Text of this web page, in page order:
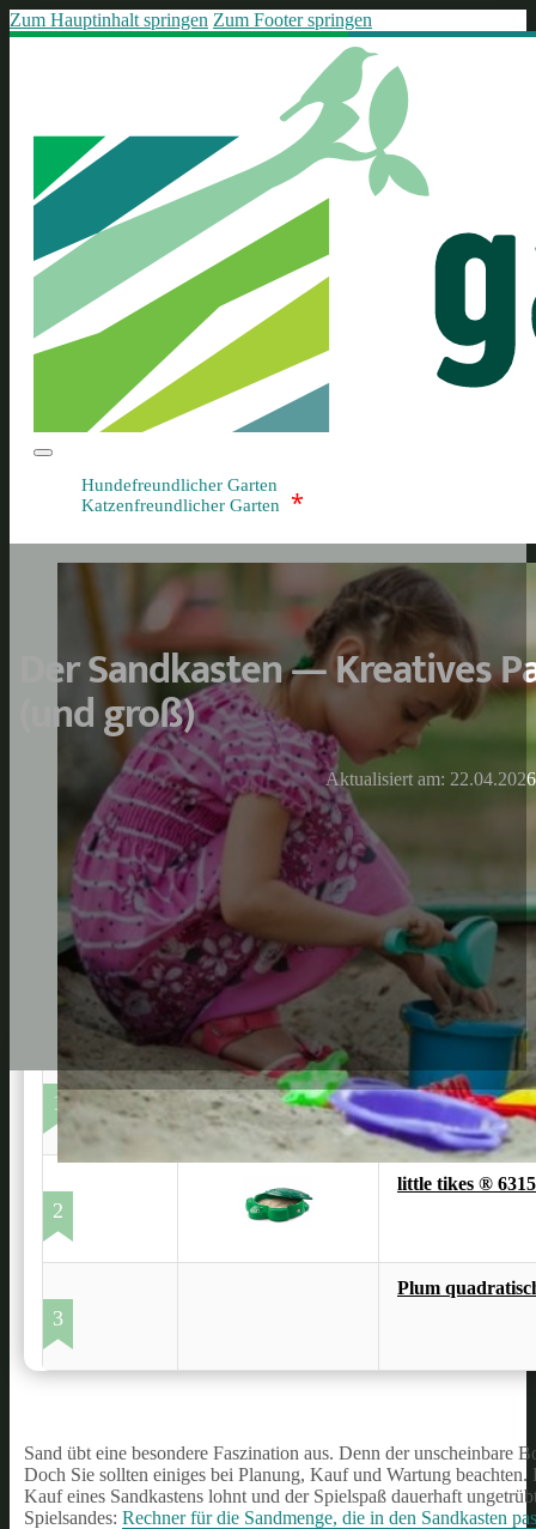
Zum Hauptinhalt springen Zum Footer springen
Hundefreundlicher Garten
Katzenfreundlicher Garten
*
Der Sandkasten — Kreatives
(und groß)
Aktualisiert am: 22.04.2026
1
BIG - Sandy *
2
little tikes ®
3
Plum
Sand übt eine besondere Faszination aus. Denn der unscheinbare
Doch Sie sollten einiges bei Planung, Kauf und Wartung
Kauf eines Sandkastens lohnt und der Spielspaß dauerhaft
Spielsandes: Rechner für die Sandmenge, die in den Sandkasten